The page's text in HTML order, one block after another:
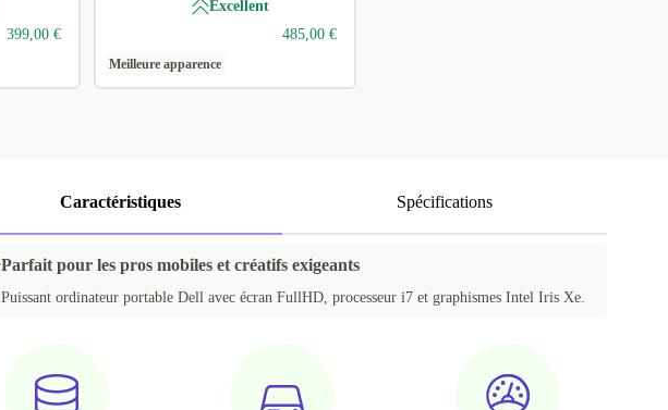
399,00 €
Excellent
485,00 €
Meilleure apparence
Caractéristiques Spécifications
Parfait pour les pros mobiles et créatifs exigeants
Puissant ordinateur portable Dell avec écran FullHD, processeur i7 et graphismes Intel Iris Xe.